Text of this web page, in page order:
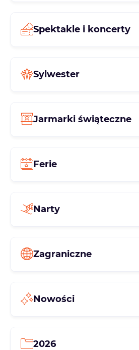
Spektakle i koncerty
Sylwester
Jarmarki świąteczne
Ferie
Narty
Zagraniczne
Nowości
2026